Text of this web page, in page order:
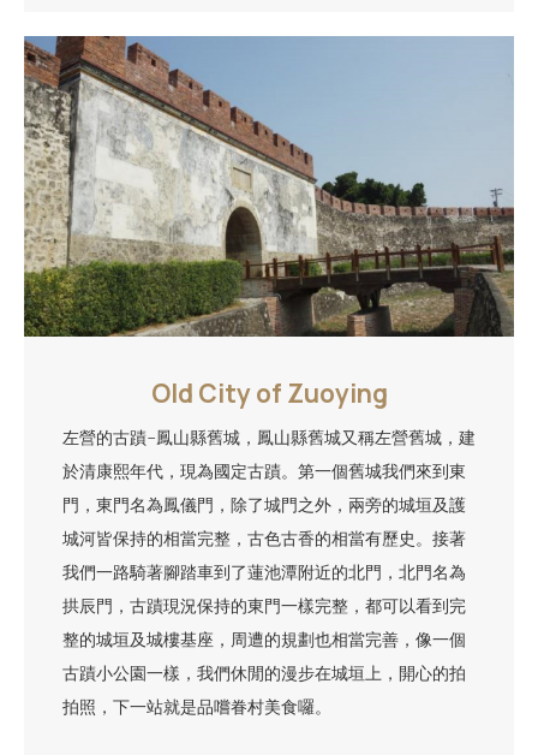
Old City of Zuoying
左營的古蹟-鳳山縣舊城，鳳山縣舊城又稱左營舊城，建
於清康熙年代，現為國定古蹟。第一個舊城我們來到東
門，東門名為鳳儀門，除了城門之外，兩旁的城垣及護
城河皆保持的相當完整，古色古香的相當有歷史。接著
我們一路騎著腳踏車到了蓮池潭附近的北門，北門名為
拱辰門，古蹟現況保持的東門一樣完整，都可以看到完
整的城垣及城樓基座，周遭的規劃也相當完善，像一個
古蹟小公園一樣，我們休閒的漫步在城垣上，開心的拍
拍照，下一站就是品嚐眷村美食囉。